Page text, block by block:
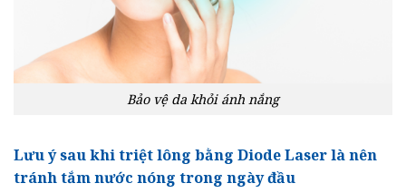
Bảo vệ da khỏi ánh nắng
Lưu ý sau khi triệt lông bằng Diode Laser là nên
tránh tắm nước nóng trong ngày đầu